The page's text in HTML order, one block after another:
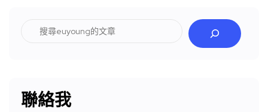
聯絡我